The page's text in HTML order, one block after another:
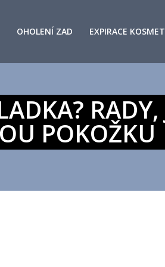
OHOLENÍ ZAD EXPIRACE
POKOŽKU